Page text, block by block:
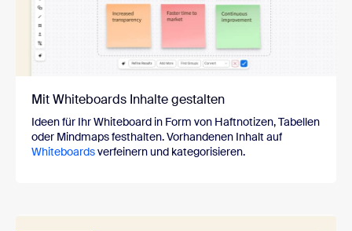
Mit Whiteboards Inhalte gestalten
Ideen für Ihr Whiteboard in Form von Haftnotizen, Tabellen
oder Mindmaps festhalten. Vorhandenen Inhalt auf
Whiteboardsverfeinern und kategorisieren.